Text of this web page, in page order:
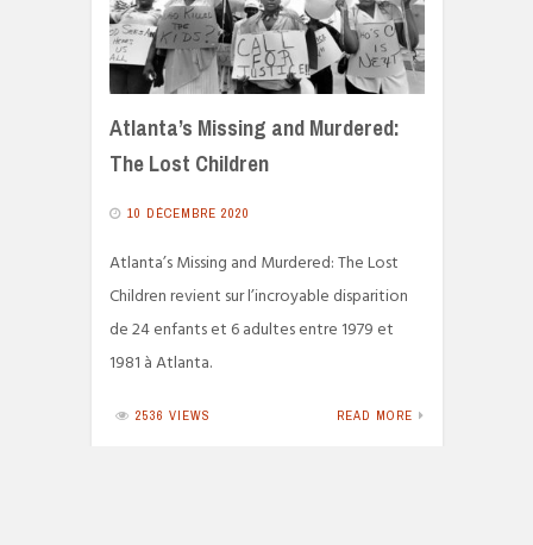
Atlanta’s Missing and Murdered:
The Lost Children
10 DÉCEMBRE 2020
Atlanta’s Missing and Murdered: The Lost
Children revient sur l’incroyable disparition
de 24 enfants et 6 adultes entre 1979 et
1981 à Atlanta.
2536 VIEWS READ MORE